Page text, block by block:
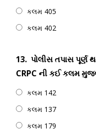
કલમ 405
કલમ 402
13. પોલીસ તપાસ પૂર્ણ
CRPC ની કઈ કલમ
કલમ 142
કલમ 137
કલમ 179